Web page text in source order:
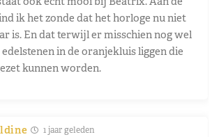
ik het zonde dat het horloge nu niet
is. En dat terwijl er misschien nog wel
edelstenen in de oranjekluis liggen die
kunnen worden.
1 jaar geleden